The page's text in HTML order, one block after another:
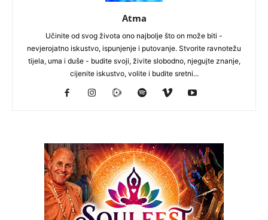
Atma
Učinite od svog života ono najbolje što on može biti -
nevjerojatno iskustvo, ispunjenje i putovanje. Stvorite ravnotežu
tijela, uma i duše - budite svoji, živite slobodno, njegujte znanje,
cijenite iskustvo, volite i budite sretni...